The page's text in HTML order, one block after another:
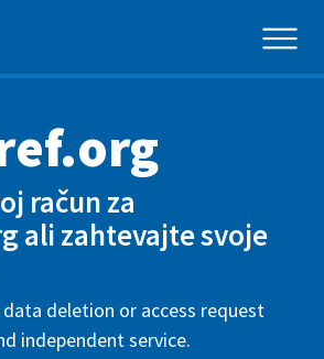
račun za
ali zahtevajte svoje
data deletion or access request
independent service.